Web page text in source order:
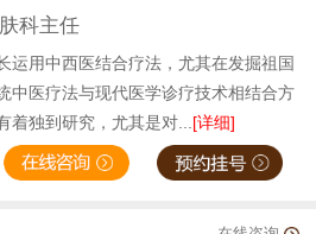
科主任
运用中西医结合疗法，尤其在发掘祖国
中医疗法与现代医学诊疗技术相结合方
着独到研究，尤其是对...[详细]